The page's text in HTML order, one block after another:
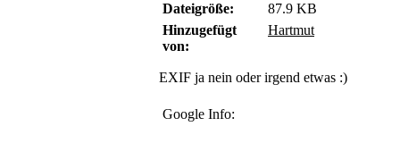
Dateigröße:
87.9 KB
Hinzugefügt
von:
Hartmut
EXIF ja nein oder irgend etwas :)
Google Info: